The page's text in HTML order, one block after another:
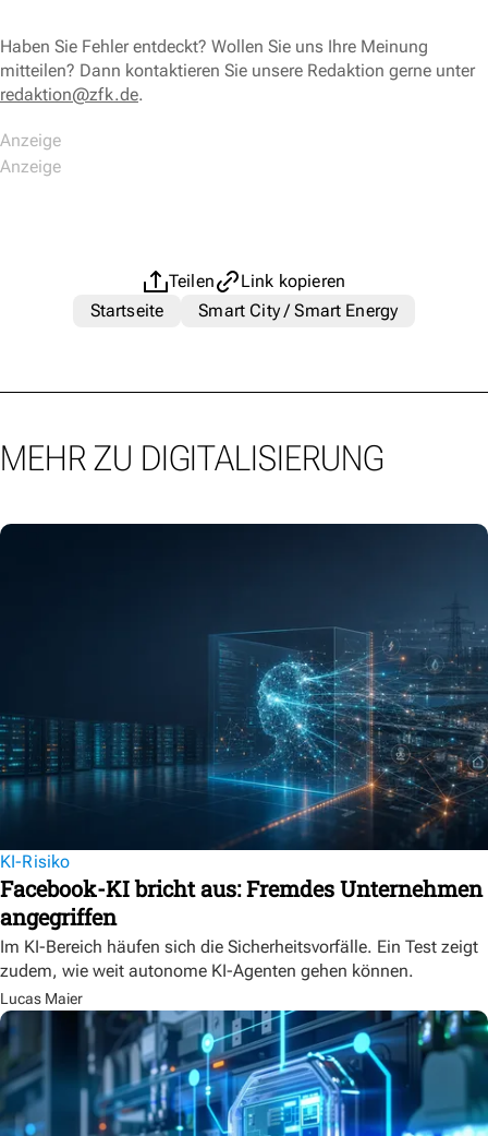
Haben Sie Fehler entdeckt? Wollen Sie uns Ihre Meinung
mitteilen? Dann kontaktieren Sie unsere Redaktion gerne unter
redaktion@zfk.de.
Teilen
Link kopieren
Startseite
Smart City / Smart Energy
MEHR ZU DIGITALISIERUNG
KI-Risiko
Facebook-KI bricht aus: Fremdes Unternehmen
angegriffen
Im KI-Bereich häufen sich die Sicherheitsvorfälle. Ein Test zeigt
zudem, wie weit autonome KI-Agenten gehen können.
Lucas Maier